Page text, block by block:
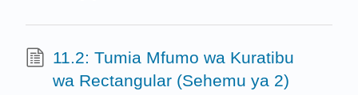
11.2: Tumia Mfumo wa Kuratibu
wa Rectangular (Sehemu ya 2)